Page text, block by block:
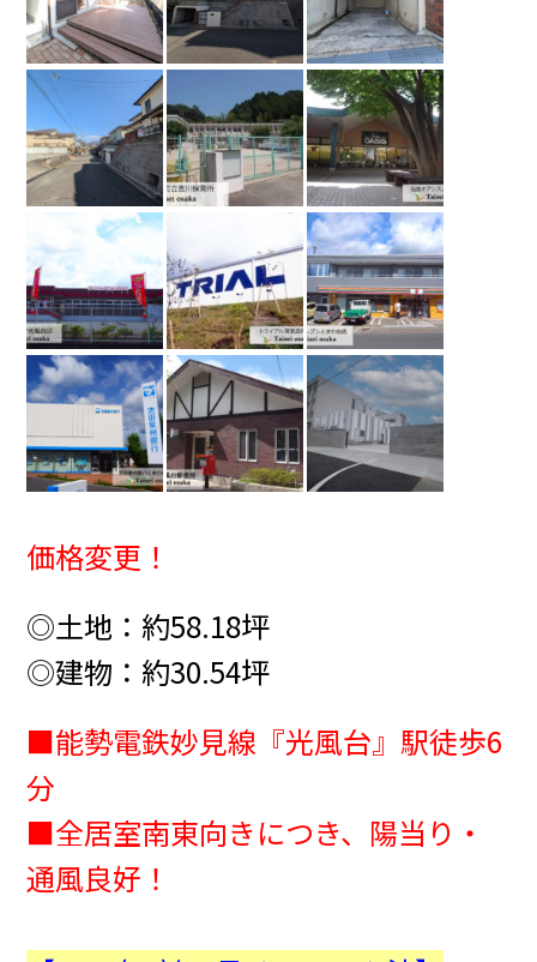
価格変更！
◎土地：約58.18坪
◎建物：約30.54坪
■能勢電鉄妙見線『光風台』駅徒歩6
分
■全居室南東向きにつき、陽当り・
通風良好！